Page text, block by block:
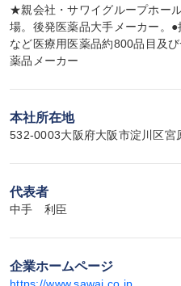
★親会社・サワイグループホー
場。後発医薬品大手メーカー。
など医療用医薬品約800品目及
薬品メーカー
本社所在地
532-0003大阪府大阪市淀川区宮
代表者
中手　利臣
企業ホームページ